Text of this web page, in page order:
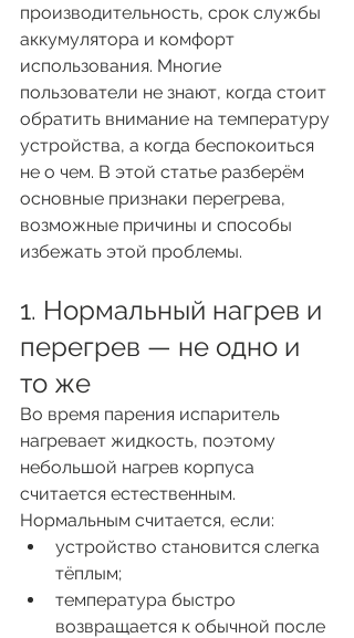
производительность, срок службы
аккумулятора и комфорт
использования. Многие
пользователи не знают, когда стоит
обратить внимание на температуру
устройства, а когда беспокоиться
не о чем. В этой статье разберём
основные признаки перегрева,
возможные причины и способы
избежать этой проблемы.
1. Нормальный нагрев и
перегрев — не одно и
то же
Во время парения испаритель
нагревает жидкость, поэтому
небольшой нагрев корпуса
считается естественным.
Нормальным считается, если:
устройство становится слегка
тёплым;
температура быстро
возвращается к обычной после